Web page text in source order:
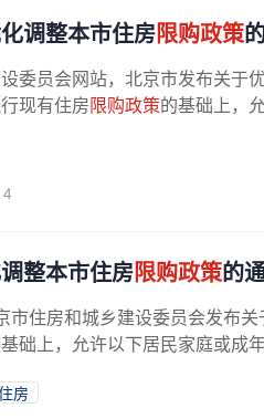
调整本市住房限购政策
委员会网站，北京市发布关于
现有住房限购政策的基础上，
整本市住房限购政策的
市住房和城乡建设委员会发布
础上，允许以下居民家庭或成
房